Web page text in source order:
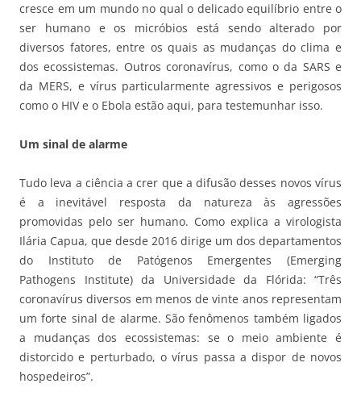
cresce em um mundo no qual o delicado equilíbrio entre o
ser humano e os micróbios está sendo alterado por
diversos fatores, entre os quais as mudanças do clima e
dos ecossistemas. Outros coronavírus, como o da SARS e
da MERS, e vírus particularmente agressivos e perigosos
como o HIV e o Ebola estão aqui, para testemunhar isso.
Um sinal de alarme
Tudo leva a ciência a crer que a difusão desses novos vírus
é a inevitável resposta da natureza às agressões
promovidas pelo ser humano. Como explica a virologista
Ilária Capua, que desde 2016 dirige um dos departamentos
do Instituto de Patógenos Emergentes (Emerging
Pathogens Institute) da Universidade da Flórida: “Três
coronavírus diversos em menos de vinte anos representam
um forte sinal de alarme. São fenômenos também ligados
a mudanças dos ecossistemas: se o meio ambiente é
distorcido e perturbado, o vírus passa a dispor de novos
hospedeiros”.